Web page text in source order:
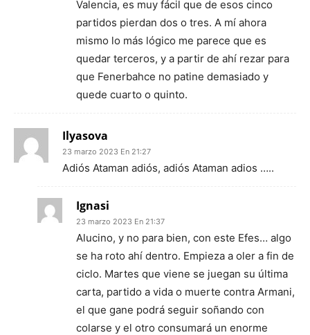
Valencia, es muy fácil que de esos cinco
partidos pierdan dos o tres. A mí ahora
mismo lo más lógico me parece que es
quedar terceros, y a partir de ahí rezar para
que Fenerbahce no patine demasiado y
quede cuarto o quinto.
Ilyasova
23 marzo 2023 En 21:27
Adiós Ataman adiós, adiós Ataman adios …..
Ignasi
23 marzo 2023 En 21:37
Alucino, y no para bien, con este Efes… algo
se ha roto ahí dentro. Empieza a oler a fin de
ciclo. Martes que viene se juegan su última
carta, partido a vida o muerte contra Armani,
el que gane podrá seguir soñando con
colarse y el otro consumará un enorme